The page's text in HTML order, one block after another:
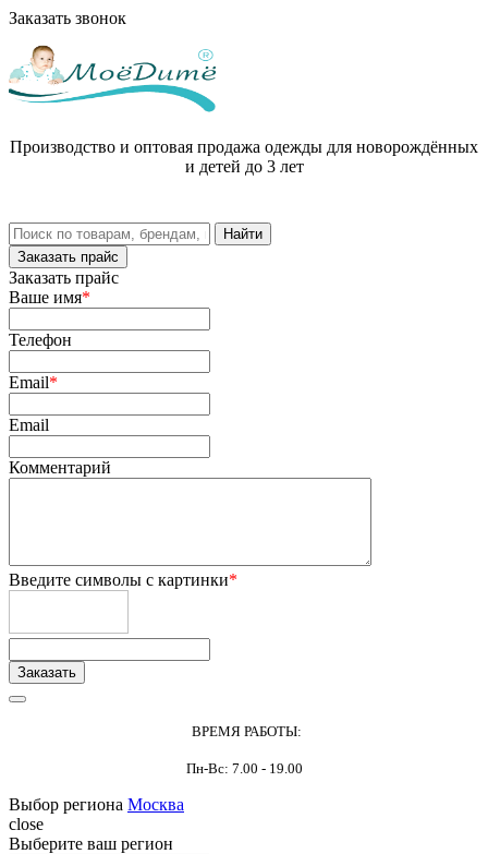
Заказать звонок
Производство и оптовая продажа одежды для новорождённых
и детей до 3 лет
Заказать прайс
Заказать прайс
Ваше имя*
Телефон
Email*
Email
Комментарий
Введите символы с картинки*
ВРЕМЯ РАБОТЫ:
Пн-Вс: 7.00 - 19.00
Выбор региона Москва
close
Выберите ваш регион